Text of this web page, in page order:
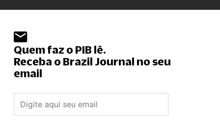
Quem faz o PIB lê.
Receba o Brazil Journal no seu
email